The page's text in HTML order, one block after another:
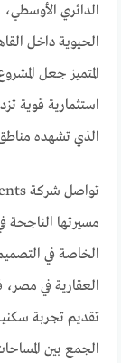
الدائري
الحيوية داخل
المتميز جعل
استثمارية قوية
الذي تشهده مناطق
مسيرتها الناجحة
الخاصة في
العقارية في
تقديم تجربة
الجمع بين